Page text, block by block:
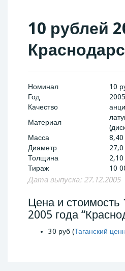
10 рублей
Номинал
10
Год
2005
Качество
Материал
Масса
8,40
Диаметр
Толщина
Тираж
10
Дата выпуска: 27.12.2005
Цена и стоимость
2005 года
30 руб (Таганский